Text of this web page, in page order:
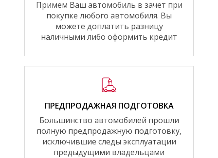
Примем Ваш автомобиль в зачет при
покупке любого автомобиля. Вы
можете доплатить разницу
наличными либо оформить кредит
ПРЕДПРОДАЖНАЯ ПОДГОТОВКА
Большинство автомобилей прошли
полную предпродажную подготовку,
исключившие следы эксплуатации
предыдущими владельцами